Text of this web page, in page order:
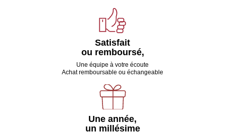
Satisfait
ou remboursé,
Une équipe à votre écoute
Achat remboursable ou échangeable
Une année,
un millésime